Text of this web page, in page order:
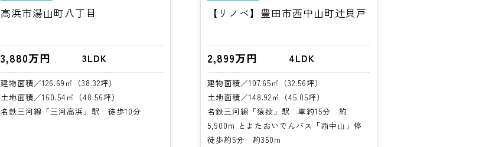
高浜市湯山町八丁目
3,880万円 3LDK
建物面積／126.69㎡（38.32坪）
土地面積／160.54㎡（48.56坪）
名鉄三河線「三河高浜」駅 徒歩10分
【リノベ】豊田市西中山町辻貝戸
2,899万円 4LDK
建物面積／107.65㎡（32.56坪）
土地面積／148.92㎡（45.05坪）
名鉄三河線「猿投」駅 車約15分 約
5,900m とよたおいでんバス「西中山」停
徒歩約5分 約350m